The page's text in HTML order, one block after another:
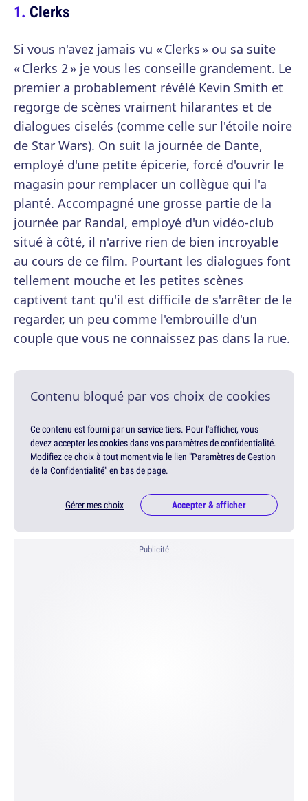
Clerks
Si vous n'avez jamais vu « Clerks » ou sa suite
« Clerks 2 » je vous les conseille grandement. Le
premier a probablement révélé Kevin Smith et
regorge de scènes vraiment hilarantes et de
dialogues ciselés (comme celle sur l'étoile noire
de Star Wars). On suit la journée de Dante,
employé d'une petite épicerie, forcé d'ouvrir le
magasin pour remplacer un collègue qui l'a
planté. Accompagné une grosse partie de la
journée par Randal, employé d'un vidéo-club
situé à côté, il n'arrive rien de bien incroyable
au cours de ce film. Pourtant les dialogues font
tellement mouche et les petites scènes
captivent tant qu'il est difficile de s'arrêter de le
regarder, un peu comme l'embrouille d'un
couple que vous ne connaissez pas dans la rue.
Contenu bloqué par vos choix de cookies
Ce contenu est fourni par un service tiers. Pour l'afficher, vous
devez accepter les cookies dans vos paramètres de confidentialité.
Modifiez ce choix à tout moment via le lien "Paramètres de Gestion
de la Confidentialité" en bas de page.
Gérer mes choix Accepter & afficher
Publicité